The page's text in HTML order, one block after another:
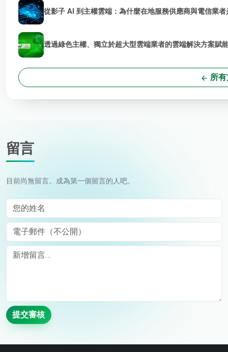
從影子 AI 到主權雲端：為什麼在地服務供應商與電信業
透過綠色主權、獨立於超大型雲端業者的雲端解決方案賦
所
留言
目前尚無留言。成為第一個留言的人吧。
您的姓名
電子郵件（不公開）
Comment
提交審核